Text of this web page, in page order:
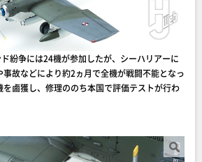
紛争には24機が参加したが、シーハリアーに
故などにより約2ヵ月で全機が戦闘不能となっ
鹵獲し、修理ののち本国で評価テストが行わ